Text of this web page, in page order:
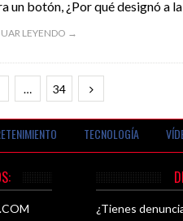
un botón, ¿Por qué designó a
LEYENDO →
… 34
TECNOLOGÍA
¿Tienes